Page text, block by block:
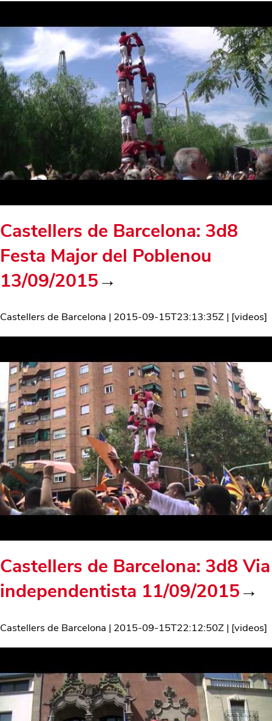
Castellers de Barcelona: 3d8
Festa Major del Poblenou
13/09/2015→
Castellers de Barcelona | 2015-09-15T23:13:35Z | [videos]
Castellers de Barcelona: 3d8 Via
independentista 11/09/2015→
Castellers de Barcelona | 2015-09-15T22:12:50Z | [videos]